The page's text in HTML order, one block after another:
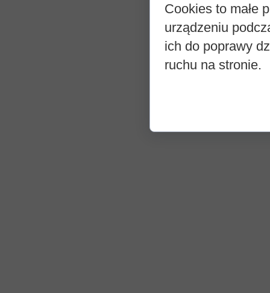
Cookies to małe
urządzeniu
ich do poprawy
ruchu na stronie.